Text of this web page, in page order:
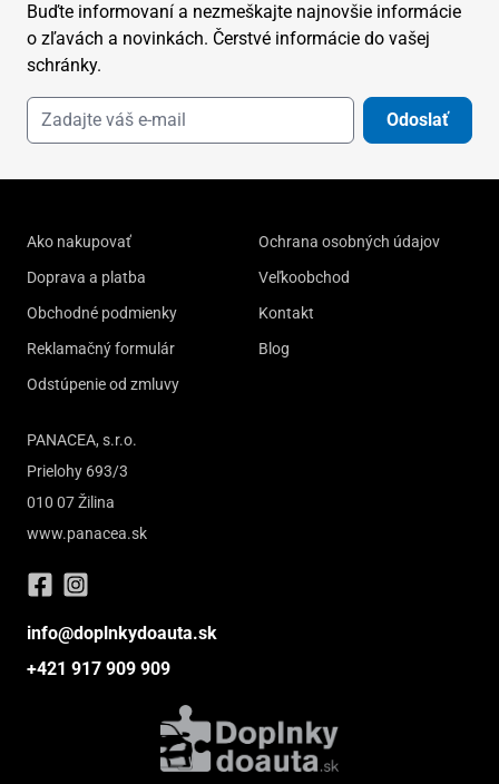
Buďte informovaní a nezmeškajte najnovšie informácie
o zľavách a novinkách. Čerstvé informácie do vašej
schránky.
Odoslať
Ako nakupovať
Doprava a platba
Obchodné podmienky
Reklamačný formulár
Odstúpenie od zmluvy
Ochrana osobných údajov
Veľkoobchod
Kontakt
Blog
PANACEA, s.r.o.
Prielohy 693/3
010 07 Žilina
www.panacea.sk
info@doplnkydoauta.sk
+421 917 909 909